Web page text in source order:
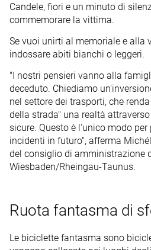
Candele, fiori e un minuto di
commemorare la vittima.
Se vuoi unirti al memoriale e alla
indossare abiti bianchi o leggeri.
"I nostri pensieri vanno alla
deceduto. Chiediamo
nel settore dei trasporti, che
della strada" una realtà
sicure. Questo è l'unico modo
incidenti in futuro", afferma
del consiglio di amministrazione
Wiesbaden/Rheingau-Taunus.
Ruota fantasma di
Le biciclette fantasma sono